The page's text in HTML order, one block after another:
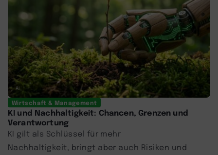
AI
Wirtschaft & Management
KI und Nachhaltigkeit: Chancen, Grenzen und
Verantwortung
KI gilt als Schlüssel für mehr
Nachhaltigkeit, bringt aber auch Risiken und